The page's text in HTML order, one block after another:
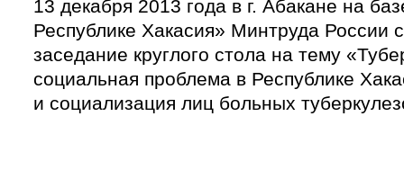
13 декабря 2013 года в г. Абакане на
Республике Хакасия» Минтруда России
заседание круглого стола на тему
социальная проблема в Республике
и социализация лиц больных